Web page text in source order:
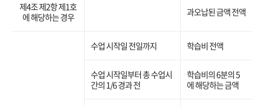
제4조 제2항 제1호
에 해당하는 경우
과오납된 금액 전액
수업 시작일 전일까지 학습비 전액
수업 시작일부터 총 수업시
간의 1/6 경과 전
학습비의 6분의 5
에 해당하는 금액